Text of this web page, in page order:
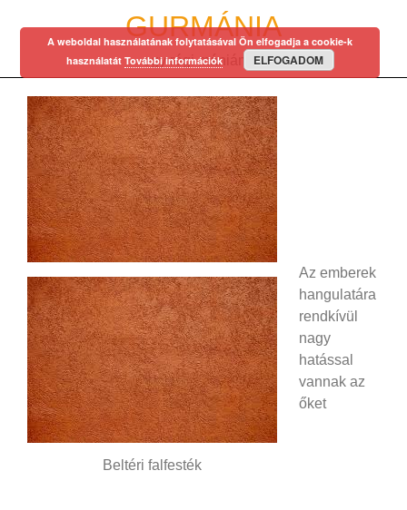
GURMÁNIA
egy régi mániám…
Beltéri falfesték
Az emberek
hangulatára
rendkívül
nagy
hatással
vannak az
őket
A weboldal használatának folytatásával Ön elfogadja a cookie-k
használatát További információk ELFOGADOM